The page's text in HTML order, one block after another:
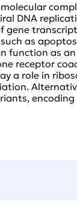
DNA
gene
as
function as
receptor
a role in